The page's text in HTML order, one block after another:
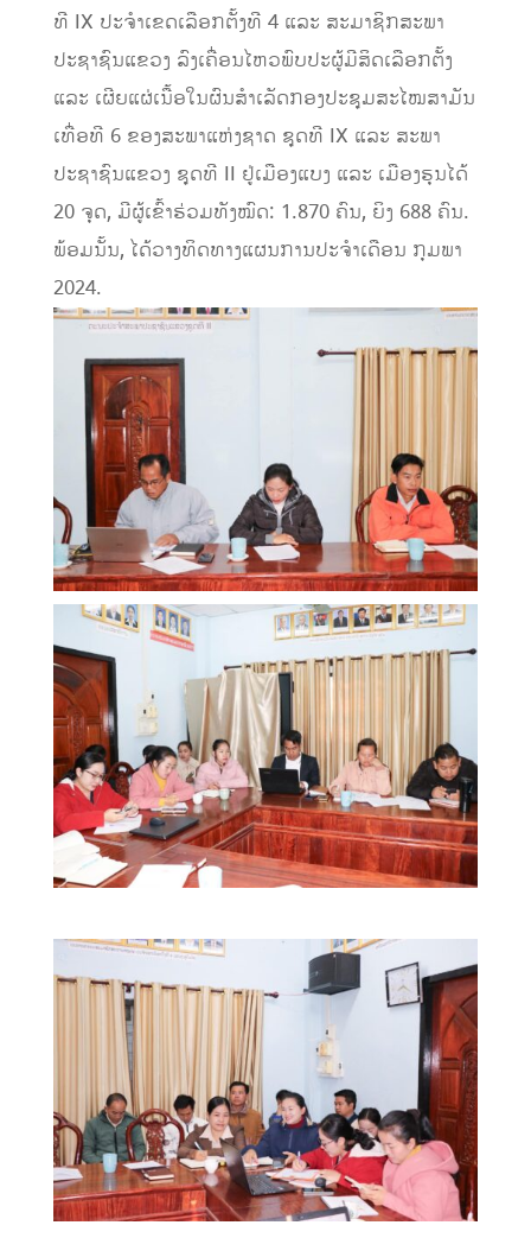
ທີ IX ປະຈໍາເຂດເລືອກຕັ້ງທີ 4 ແລະ ສະມາຊິກສະພາ
ປະຊາຊົນແຂວງ ລົງເຄື່ອນໄຫວພົບປະຜູ້ມີສິດເລືອກຕັ້ງ
ແລະ ເຜີຍແຜ່ເນື້ອໃນຜົນສໍາເລັດກອງປະຊຸມສະໄໝສາມັນ
ເທື່ອທີ 6 ຂອງສະພາແຫ່ງຊາດ ຊຸດທີ IX ແລະ ສະພາ
ປະຊາຊົນແຂວງ ຊຸດທີ II ຢູ່ເມືອງແບງ ແລະ ເມືອງຮຸນໄດ້
20 ຈຸດ, ມີຜູ້ເຂົ້າຮ່ວມທັງໝົດ: 1.870 ຄົນ, ຍິງ 688 ຄົນ.
ພ້ອມນັ້ນ, ໄດ້ວາງທິດທາງແຜນການປະຈໍາເດືອນ ກຸມພາ
2024.